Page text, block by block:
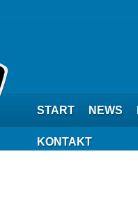
START NEWS
KONTAKT